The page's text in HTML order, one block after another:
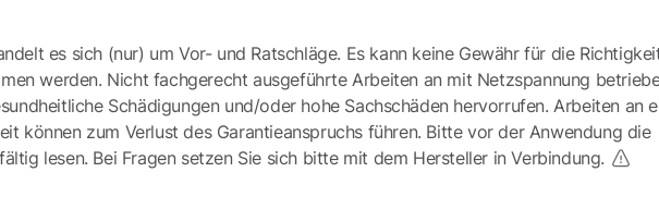
es sich (nur) um Vor- und Ratschläge. Es kann keine Gewähr für die
werden. Nicht fachgerecht ausgeführte Arbeiten an mit Netzspannung
Schädigungen und/oder hohe Sachschäden hervorrufen. Arbeiten an
können zum Verlust des Garantieanspruchs führen. Bitte vor der Anwendung die
lesen. Bei Fragen setzen Sie sich bitte mit dem Hersteller in Verbindung.